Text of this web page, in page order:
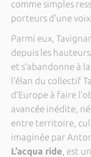
comme simples
porteurs d’une
Parmi eux,
depuis les
et s’abandonne à
l’élan du collectif
d’Europe à faire
avancée inédite,
entre territoire,
imaginée par
L’acqua ride, est